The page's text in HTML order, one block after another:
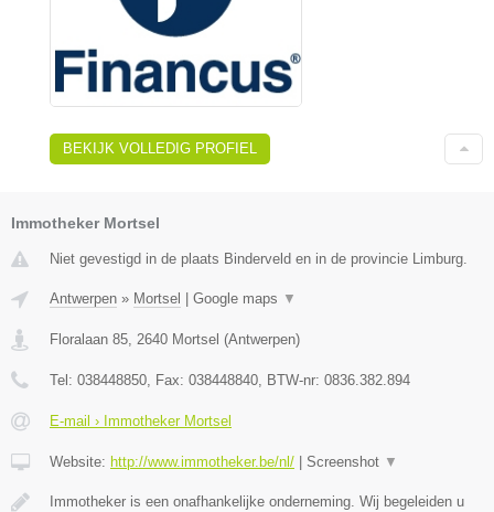
BEKIJK VOLLEDIG PROFIEL
Immotheker Mortsel
Niet gevestigd in de plaats Binderveld en in de provincie Limburg.
Antwerpen » Mortsel Google maps ▼
Floralaan 85, 2640 Mortsel (Antwerpen)
Tel: 038448850, Fax: 038448840, BTW-nr: 0836.382.894
E-mail › Immotheker Mortsel
Website: http://www.immotheker.be/nl/ Screenshot ▼
Immotheker is een onafhankelijke onderneming. Wij begeleiden u